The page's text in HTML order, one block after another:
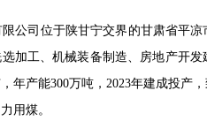
司位于陕甘宁交界的甘肃省平凉
加工、机械装备制造、房地产开
年产能300万吨，2023年建成投产
用煤。